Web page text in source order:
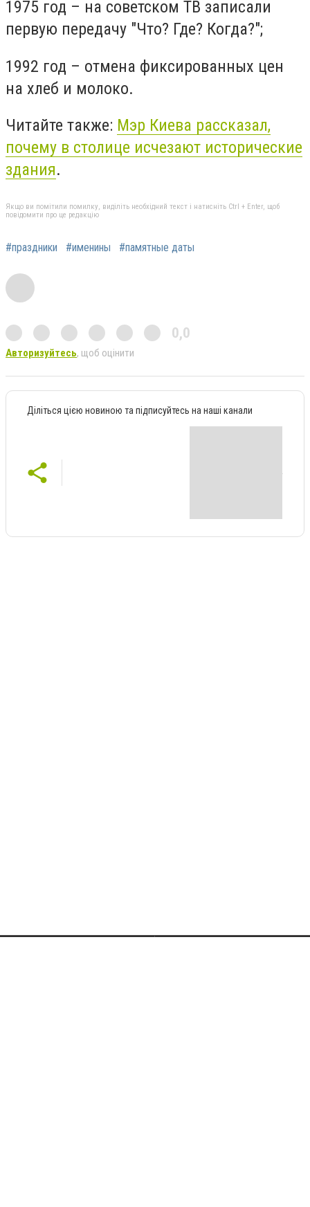
1975 год – на советском ТВ записали
первую передачу "Что? Где? Когда?";
1992 год – отмена фиксированных цен
на хлеб и молоко.
Читайте также: Мэр Киева рассказал,
почему в столице исчезают исторические
здания.
Якщо ви помітили помилку, виділіть необхідний текст і натисніть Ctrl + Enter, щоб
повідомити про це редакцію
#праздники #именины #памятные даты
0,0
Авторизуйтесь, щоб оцінити
Діліться цією новиною та підписуйтесь на наші канали